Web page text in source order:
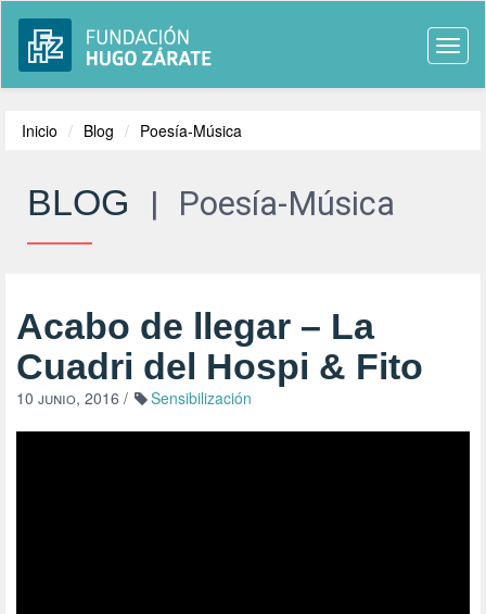
Inicio Blog Poesía-Música
BLOG | Poesía-Música
Acabo de llegar – La
Cuadri del Hospi & Fito
10 junio, 2016 / Sensibilización